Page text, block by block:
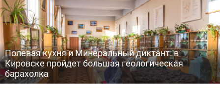
Полевая кухня и Минеральный диктант: в
Кировске пройдет большая геологическая
барахолка